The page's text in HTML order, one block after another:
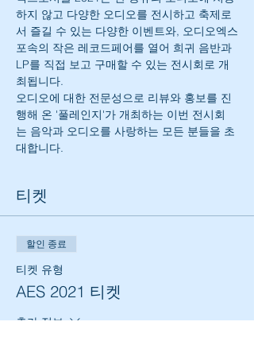
하지 않고 다양한 오디오를 전시하고 축제로
서 즐길 수 있는 다양한 이벤트와, 오디오엑스
포속의 작은 레코드페어를 열어 희귀 음반과
LP를 직접 보고 구매할 수 있는 전시회로 개
최됩니다.
오디오에 대한 전문성으로 리뷰와 홍보를 진
행해 온 '풀레인지'가 개최하는 이번 전시회
는 음악과 오디오를 사랑하는 모든 분들을 초
대합니다.
티켓
할인 종료
티켓 유형
AES 2021 티켓
추가 정보